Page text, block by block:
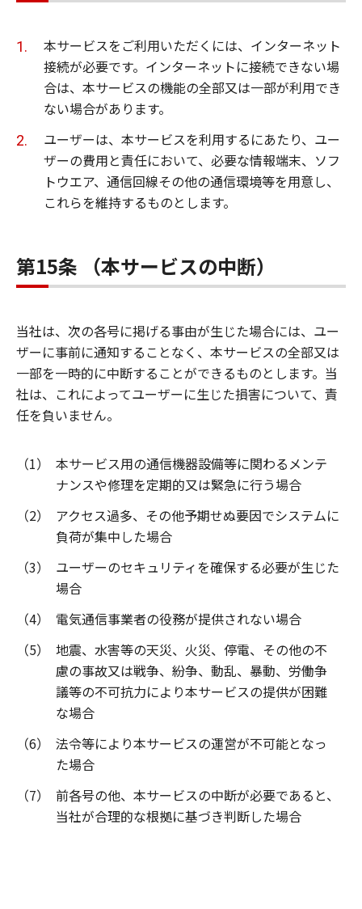
本サービスをご利用いただくには、インターネット
接続が必要です。インターネットに接続できない場
合は、本サービスの機能の全部又は一部が利用でき
ない場合があります。
ユーザーは、本サービスを利用するにあたり、ユー
ザーの費用と責任において、必要な情報端末、ソフ
トウエア、通信回線その他の通信環境等を用意し、
これらを維持するものとします。
第15条 （本サービスの中断）
当社は、次の各号に掲げる事由が生じた場合には、ユー
ザーに事前に通知することなく、本サービスの全部又は
一部を一時的に中断することができるものとします。当
社は、これによってユーザーに生じた損害について、責
任を負いません。
（1）
本サービス用の通信機器設備等に関わるメンテ
ナンスや修理を定期的又は緊急に行う場合
（2）
アクセス過多、その他予期せぬ要因でシステムに
負荷が集中した場合
（3）
ユーザーのセキュリティを確保する必要が生じた
場合
（4）
電気通信事業者の役務が提供されない場合
（5）
地震、水害等の天災、火災、停電、その他の不
慮の事故又は戦争、紛争、動乱、暴動、労働争
議等の不可抗力により本サービスの提供が困難
な場合
（6）
法令等により本サービスの運営が不可能となっ
た場合
（7）
前各号の他、本サービスの中断が必要であると、
当社が合理的な根拠に基づき判断した場合